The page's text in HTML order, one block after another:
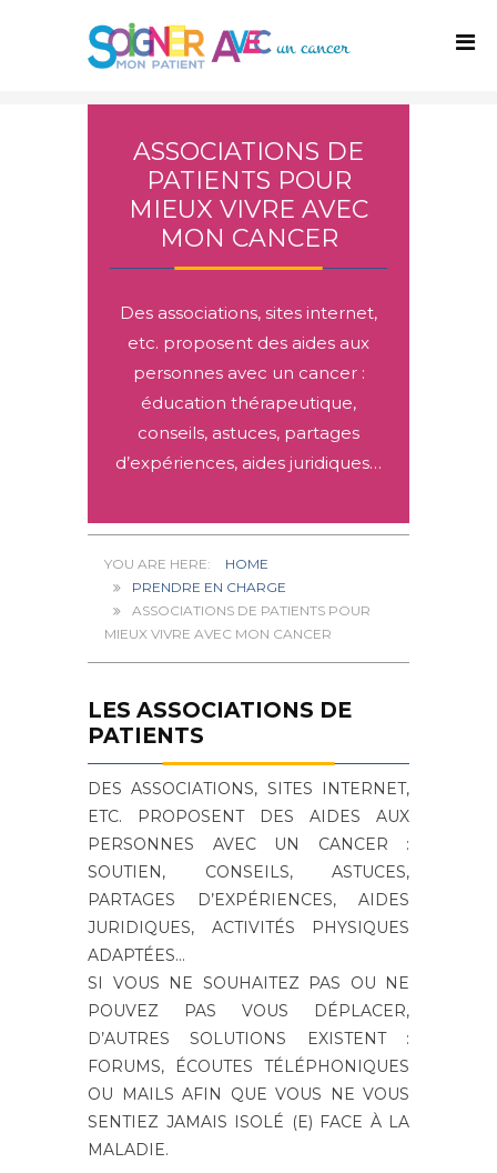
ASSOCIATIONS DE
PATIENTS POUR
MIEUX VIVRE AVEC
MON CANCER
Des associations, sites internet,
etc. proposent des aides aux
personnes avec un cancer :
éducation thérapeutique,
conseils, astuces, partages
d’expériences, aides juridiques…
HOME
PRENDRE EN CHARGE
ASSOCIATIONS DE PATIENTS POUR
MIEUX VIVRE AVEC MON CANCER
LES ASSOCIATIONS DE
PATIENTS
DES ASSOCIATIONS, SITES INTERNET,
ETC. PROPOSENT DES AIDES AUX
PERSONNES AVEC UN CANCER :
SOUTIEN, CONSEILS, ASTUCES,
PARTAGES D’EXPÉRIENCES, AIDES
JURIDIQUES, ACTIVITÉS PHYSIQUES
ADAPTÉES…
SI VOUS NE SOUHAITEZ PAS OU NE
POUVEZ PAS VOUS DÉPLACER,
D’AUTRES SOLUTIONS EXISTENT :
FORUMS, ÉCOUTES TÉLÉPHONIQUES
OU MAILS AFIN QUE VOUS NE VOUS
SENTIEZ JAMAIS ISOLÉ (E) FACE À LA
MALADIE.